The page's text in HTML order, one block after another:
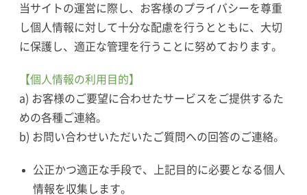
当サイトの運営に際し、お客様のプライバシーを尊重
し個人情報に対して十分な配慮を行うとともに、大切
に保護し、適正な管理を行うことに努めております。
【個人情報の利用目的】
a) お客様のご要望に合わせたサービスをご提供するた
めの各種ご連絡。
b) お問い合わせいただいたご質問への回答のご連絡。
公正かつ適正な手段で、上記目的に必要となる個人
情報を収集します。